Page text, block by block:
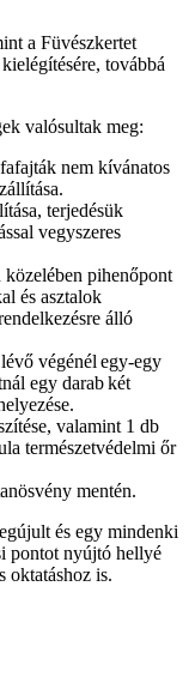
a Füvészkertet
továbbá
valósultak meg:
nem kívánatos
terjedésük
vegyszeres
pihenőpont
és asztalok
álló
végénél egy-egy
egy darab két
valamint 1 db
természetvédelmi őr
mentén.
és egy mindenki
pontot nyújtó hellyé
oktatáshoz is.